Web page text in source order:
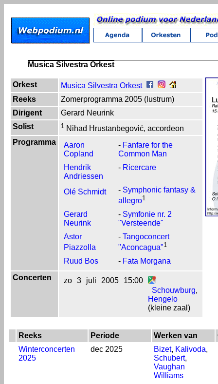
Musica Silvestra Orkest
Orkest
Musica Silvestra Orkest
Reeks
Zomerprogramma 2005 (lustrum)
Dirigent
Gerard Neurink
Solist
1 Nihad Hrustanbegović, accordeon
Programma
Aaron
Copland
- Fanfare for the
Common Man
Hendrik
Andriessen
- Ricercare
Olé Schmidt - Symphonic fantasy &
allegro1
Gerard
Neurink
- Symfonie nr. 2
"Versteende"
Astor
Piazzolla
- Tangoconcert
"Aconcagua"1
Ruud Bos - Fata Morgana
Concerten
zo 3 juli 2005
15:00
Schouwburg,
Hengelo
(kleine zaal)
Reeks Periode Werken van
Winterconcerten
2025
dec 2025 Bizet, Kalivoda,
Schubert,
Vaughan
Williams